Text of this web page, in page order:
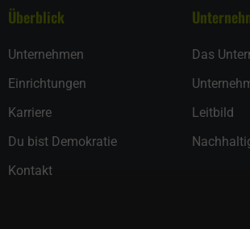
Überblick
Unternehmen
Einrichtungen
Karriere
Du bist Demokratie
Kontakt
Das
Leitbild